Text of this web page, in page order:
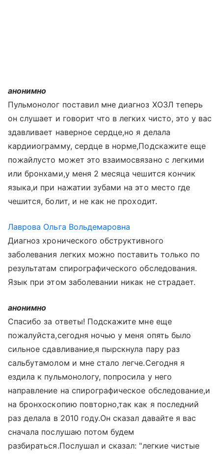
анонимно
Пульмонолог поставил мне диагноз ХОЗЛ теперь
он слушает и говорит что в легких чисто, это у вас
здавливает наверное сердце,но я делала
кардииограмму, сердце в норме,Подскажите еще
пожайлусто может это взаимосвязано с легкими
или бронхами,у меня 2 месяца чешится кончик
языка,и при нажатии зубами на это место где
чешится, болит, и не как не проходит.
Лаврова Ольга Вольдемаровна
Диагноз хронического обструктивного
заболевания легких можно поставить только по
результатам спирографического обследования.
Язык при этом заболевании никак не страдает.
анонимно
Спасибо за ответы! Подскажите мне еще
пожалуйста,сегодня ночью у меня опять было
сильное сдавливание,я пырскнула пару раз
сальбутамолом и мне стало легче.Сегодня я
ездила к пульмонологу, попросила у него
направление на спирографическое обследование,и
на бронхоскопию повторно,так как я последний
раз делала в 2010 году.Он сказал давайте я вас
сначала послушаю потом будем
разбираться.Послушал и сказал: "легкие чистые